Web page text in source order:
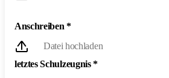
Anschreiben*
Datei hochladen
letztes Schulzeugnis*